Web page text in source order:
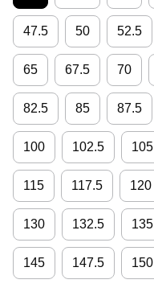
47.5 50 52.5
65 67.5 70
82.5 85 87.5
100 102.5 105
115 117.5 120
130 132.5 135
145 147.5 150